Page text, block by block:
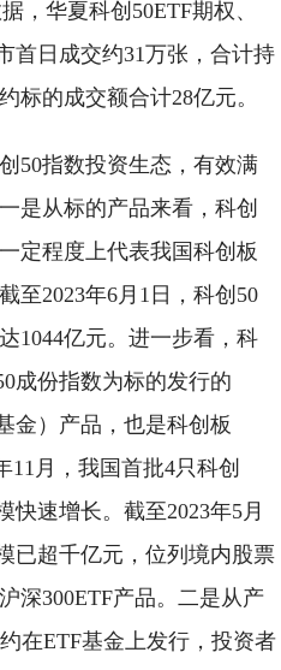
，华夏科创50ETF期权、
首日成交约31万张，合计持
标的成交额合计28亿元。
指数投资生态，有效满
是从标的产品来看，科创
定程度上代表我国科创板
至2023年6月1日，科创50
1044亿元。进一步看，科
成份指数为标的发行的
金）产品，也是科创板
11月，我国首批4只科创
快速增长。截至2023年5月
已超千亿元，位列境内股票
深300ETF产品。二是从产
在ETF基金上发行，投资者